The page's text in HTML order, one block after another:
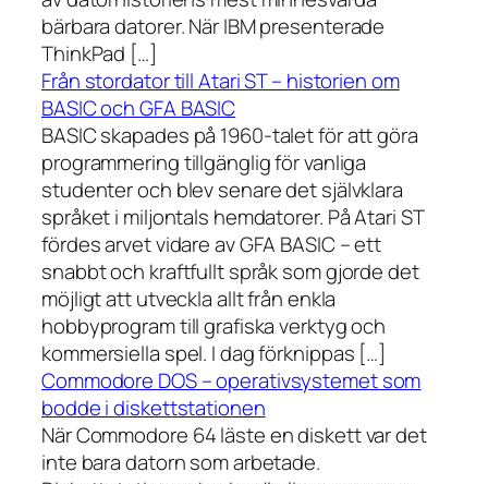
bärbara datorer. När IBM presenterade
ThinkPad […]
Från stordator till Atari ST – historien om
BASIC och GFA BASIC
BASIC skapades på 1960-talet för att göra
programmering tillgänglig för vanliga
studenter och blev senare det självklara
språket i miljontals hemdatorer. På Atari ST
fördes arvet vidare av GFA BASIC – ett
snabbt och kraftfullt språk som gjorde det
möjligt att utveckla allt från enkla
hobbyprogram till grafiska verktyg och
kommersiella spel. I dag förknippas […]
Commodore DOS – operativsystemet som
bodde i diskettstationen
När Commodore 64 läste en diskett var det
inte bara datorn som arbetade.